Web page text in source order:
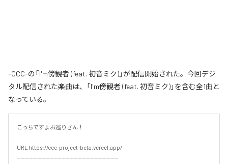
-CCC-の「I'm傍観者 (feat. 初音ミク)」が配信開始された。今回デジ
タル配信された楽曲は、「I'm傍観者 (feat. 初音ミク)」を含む全1曲と
なっている。
こっちですよお巡りさん！
URL https://ccc-project-beta.vercel.app/
--------------------------------------------------